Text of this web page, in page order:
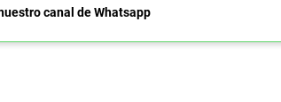
canal de Whatsapp